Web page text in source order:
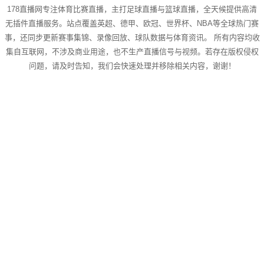
178直播网专注体育比赛直播，主打足球直播与篮球直播，全天候提供高清
无插件直播服务。站点覆盖英超、德甲、欧冠、世界杯、NBA等全球热门赛
事，还同步更新赛事集锦、录像回放、球队数据与体育资讯。 所有内容均收
集自互联网，不涉及商业用途，也不生产直播信号与视频。若存在版权侵权
问题，请及时告知，我们会快速处理并移除相关内容，谢谢！